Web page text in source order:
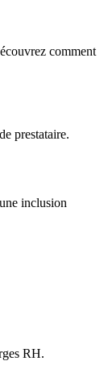
comment
prestataire.
inclusion
RH.